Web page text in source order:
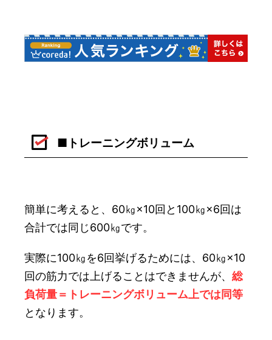
■トレーニングボリューム
簡単に考えると、60㎏×10回と100㎏×6回は
合計では同じ600㎏です。
実際に100㎏を6回挙げるためには、60㎏×10
回の筋力では上げることはできませんが、 総
負荷量＝トレーニングボリューム上では同等
となります。